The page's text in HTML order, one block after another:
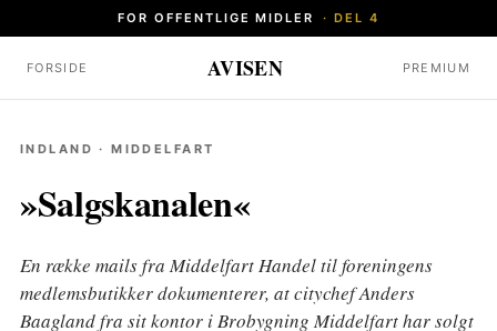
FOR OFFENTLIGE MIDLER · DEL 4
FORSIDE AVISEN PREMIUM
INDLAND · MIDDELFART
»Salgskanalen«
En række mails fra Middelfart Handel til foreningens
medlemsbutikker dokumenterer, at citychef Anders
Baagland fra sit kontor i Brobygning Middelfart har solgt